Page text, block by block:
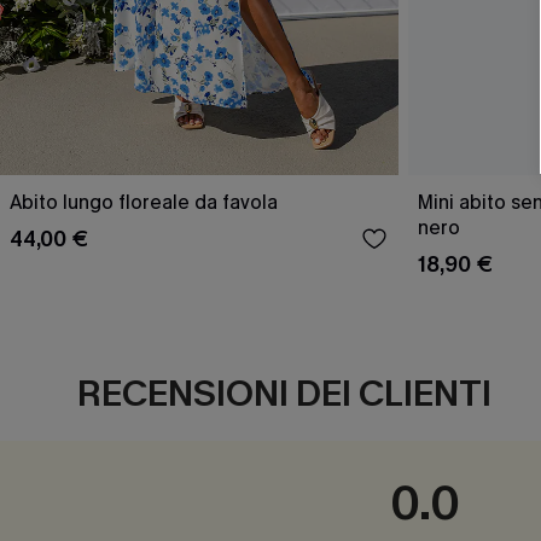
Abito lungo floreale da favola
44,00 €
Mini abito
nero
18,90 €
RECENSIONI DEI CLIENTI
0.0